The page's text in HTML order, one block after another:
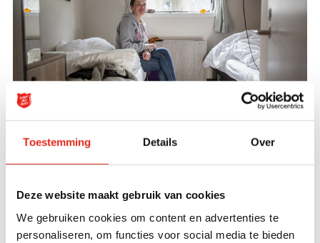
Toestemming Details Over
Deze website maakt gebruik van cookies
We gebruiken cookies om content en advertenties te
personaliseren, om functies voor social media te bieden
Opvang vluchtelingen Rotterdam
Weken worden maanden
In Kiev heroveren de Oekraïners al vrij snel terrein.
Vanuit de hele wereld wordt steun geboden en de